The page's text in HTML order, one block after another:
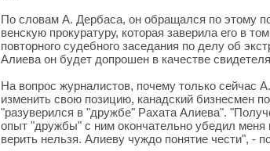
По словам А. Дербаса, он обращался по этому
венскую прокуратуру, которая заверила его в
повторного судебного заседания по делу об
Алиева он будет допрошен в качестве
На вопрос журналистов, почему только сейчас
изменить свою позицию, канадский бизнесмен
"разуверился в "дружбе" Рахата Алиева".
опыт "дружбы" с ним окончательно убедил меня
верить нельзя. Алиеву чуждо понятие чести", -